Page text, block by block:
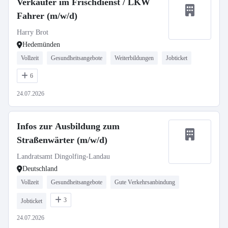
Verkäufer im Frischdienst / LKW
Fahrer (m/w/d)
Harry Brot
Hedemünden
Vollzeit Gesundheitsangebote Weiterbildungen Jobticket
6
24.07.2026
Infos zur Ausbildung zum
Straßenwärter (m/w/d)
Landratsamt Dingolfing-Landau
Deutschland
Vollzeit Gesundheitsangebote Gute Verkehrsanbindung
Jobticket 3
24.07.2026